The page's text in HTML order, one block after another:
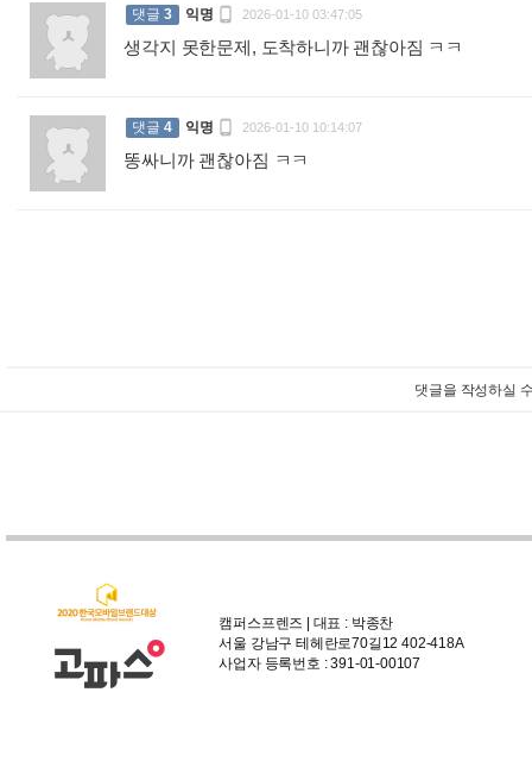
댓글 3 익명  2026-01-10 03:47:05
생각지 못한문제, 도착하니까 괜찮아짐 ㅋㅋ
댓글 4 익명  2026-01-10 10:14:07
똥싸니까 괜찮아짐 ㅋㅋ
댓글을 작성하실
캠퍼스프렌즈 | 대표 : 박종찬
서울 강남구 테헤란로70길12 402-418A
사업자 등록번호 : 391-01-00107